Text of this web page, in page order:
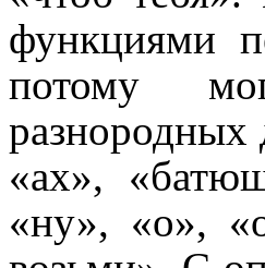
функциями
потому
разнородных
«ах»,
«ну», «о»,